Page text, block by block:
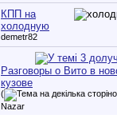
КПП на
холодную
demetr82
Разговоры о Вито в
кузове
(
Nazar